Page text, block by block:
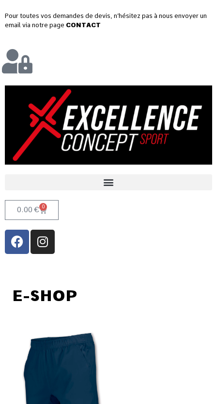
Pour toutes vos demandes de devis, n’hésitez pas à nous envoyer un
email via notre page CONTACT
0.00€ 0
E-SHOP